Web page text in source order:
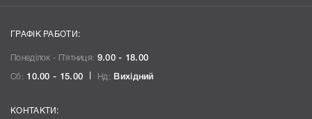
ГРАФІК РАБОТИ:
Понеділок - П`ятниця: 9.00 - 18.00
Сб: 10.00 - 15.00 Нд: Вихідний
КОНТАКТИ: